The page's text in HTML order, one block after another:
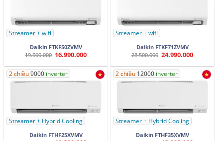
Streamer + wifi
Daikin FTKF50ZVMV
19.500.000 Giá
là:
19.500.000.
16.990.000
tại
16.990.000.
Streamer + wifi
Daikin FTKF71ZVMV
28.500.000 Giá
là:
28.500.000.
24.990.000
tại
24.990.000.
2 chiều9000 inverter
Streamer + Hybrid Cooling
Daikin FTHF25XVMV
2 chiều 12000 inverter
Streamer + Hybrid Cooling
Daikin FTHF35XVMV